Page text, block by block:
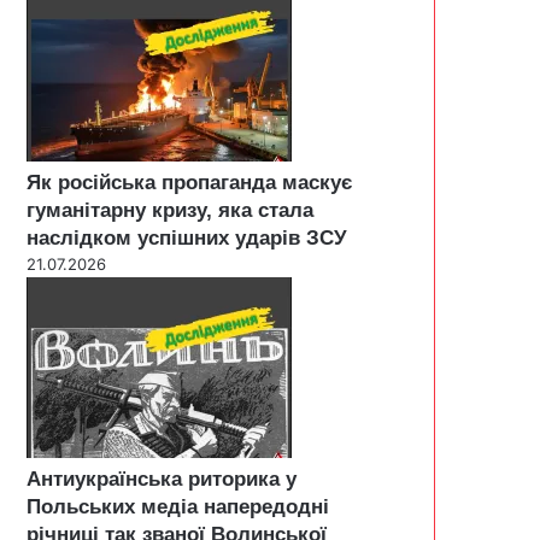
Як російська пропаганда маскує
гуманітарну кризу, яка стала
наслідком успішних ударів ЗСУ
21.07.2026
Антиукраїнська риторика у
Польських медіа напередодні
річниці так званої Волинської